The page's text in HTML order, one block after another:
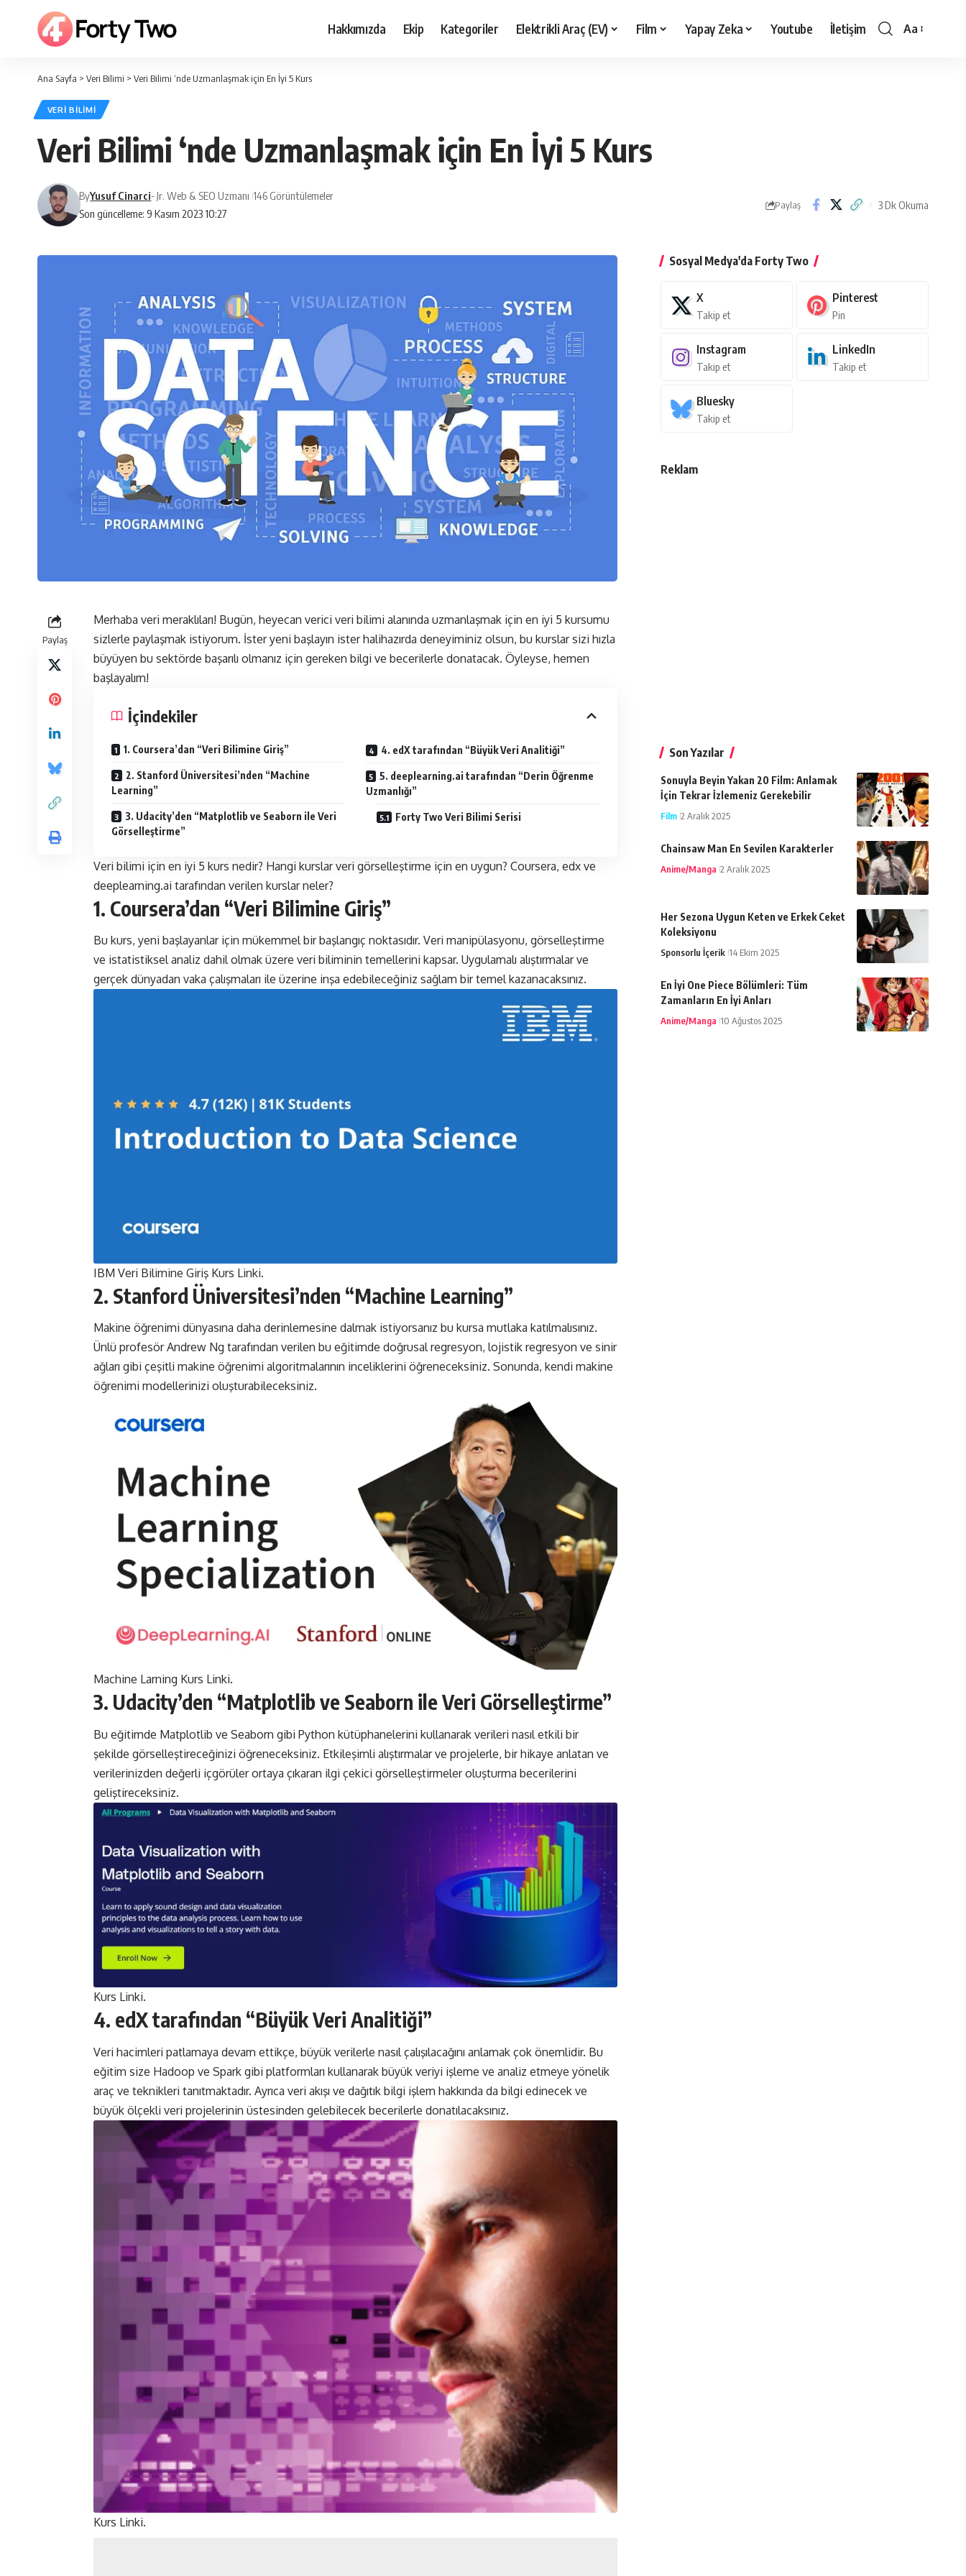
Hakkımızda Ekip Kategoriler Elektrikli Araç (EV) Film Yapay Zeka Youtube İletişim
Yazı
Aa
Ana Sayfa > Veri Bilimi > Veri Bilimi ‘nde Uzmanlaşmak için En İyi 5 Kurs
VERI BILIMI
Veri Bilimi ‘nde Uzmanlaşmak için En İyi 5 Kurs
Son güncelleme: 9 Kasım 2023 10:27
ByYusuf Cinarci- Jr. Web & SEO Uzmanı 146 Görüntülemeler
Paylaş 3 Dk Okuma
Paylaş
Merhaba veri meraklıları! Bugün, heyecan verici veri bilimi alanında uzmanlaşmak için en iyi 5 kursumu
sizlerle paylaşmak istiyorum. İster yeni başlayın ister halihazırda deneyiminiz olsun, bu kurslar sizi hızla
büyüyen bu sektörde başarılı olmanız için gereken bilgi ve becerilerle donatacak. Öyleyse, hemen
başlayalım!
İçindekiler
1. Coursera’dan “Veri Bilimine Giriş”
2. Stanford Üniversitesi’nden “Machine
Learning”
3. Udacity’den “Matplotlib ve Seaborn ile Veri
Görselleştirme”
4. edX tarafından “Büyük Veri Analitiği”
5. deeplearning.ai tarafından “Derin Öğrenme
Uzmanlığı”
Forty Two Veri Bilimi Serisi
Veri bilimi için en iyi 5 kurs nedir? Hangi kurslar veri görselleştirme için en uygun? Coursera, edx ve
deeplearning.ai tarafından verilen kurslar neler?
1. Coursera’dan “Veri Bilimine Giriş”
Bu kurs, yeni başlayanlar için mükemmel bir başlangıç noktasıdır. Veri manipülasyonu, görselleştirme
ve istatistiksel analiz dahil olmak üzere veri biliminin temellerini kapsar. Uygulamalı alıştırmalar ve
gerçek dünyadan vaka çalışmaları ile üzerine inşa edebileceğiniz sağlam bir temel kazanacaksınız.
IBM Veri Bilimine Giriş Kurs Linki.
2. Stanford Üniversitesi’nden “Machine Learning”
Makine öğrenimi dünyasına daha derinlemesine dalmak istiyorsanız bu kursa mutlaka katılmalısınız.
Ünlü profesör Andrew Ng tarafından verilen bu eğitimde doğrusal regresyon, lojistik regresyon ve sinir
ağları gibi çeşitli makine öğrenimi algoritmalarının inceliklerini öğreneceksiniz. Sonunda, kendi makine
öğrenimi modellerinizi oluşturabileceksiniz.
Machine Larning Kurs Linki.
3. Udacity’den “Matplotlib ve Seaborn ile Veri Görselleştirme”
Bu eğitimde Matplotlib ve Seaborn gibi Python kütüphanelerini kullanarak verileri nasıl etkili bir
şekilde görselleştireceğinizi öğreneceksiniz. Etkileşimli alıştırmalar ve projelerle, bir hikaye anlatan ve
verilerinizden değerli içgörüler ortaya çıkaran ilgi çekici görselleştirmeler oluşturma becerilerini
geliştireceksiniz.
Kurs Linki.
4. edX tarafından “Büyük Veri Analitiği”
Veri hacimleri patlamaya devam ettikçe, büyük verilerle nasıl çalışılacağını anlamak çok önemlidir. Bu
eğitim size Hadoop ve Spark gibi platformları kullanarak büyük veriyi işleme ve analiz etmeye yönelik
araç ve teknikleri tanıtmaktadır. Ayrıca veri akışı ve dağıtık bilgi işlem hakkında da bilgi edinecek ve
büyük ölçekli veri projelerinin üstesinden gelebilecek becerilerle donatılacaksınız.
Kurs Linki.
Sosyal Medya'da Forty Two
X
Takip et
Pinterest
Pin
Instagram
Takip et
LinkedIn
Takip et
Bluesky
Takip et
Reklam
Son Yazılar
Sonuyla Beyin Yakan 20 Film: Anlamak
İçin Tekrar İzlemeniz Gerekebilir
Film 2 Aralık 2025
Chainsaw Man En Sevilen Karakterler
Anime/Manga 2 Aralık 2025
Her Sezona Uygun Keten ve Erkek Ceket
Koleksiyonu
Sponsorlu İçerik 14 Ekim 2025
En İyi One Piece Bölümleri: Tüm
Zamanların En İyi Anları
Anime/Manga 10 Ağustos 2025